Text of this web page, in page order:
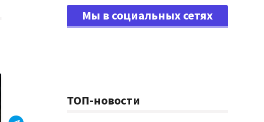
Мы в социальных сетях
ТОП-новости